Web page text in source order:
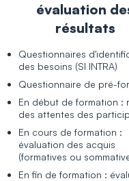
évaluation
résultats
Questionnaires
des besoins (SI INTRA)
Questionnaire de pré-
En début de formation :
des attentes des
En cours de formation :
évaluation des acquis
(formatives ou
En fin de formation :